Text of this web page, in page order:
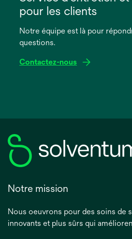
nouvel
onglet
pour les clients
Notre équipe est là pour
questions.
Contactez-nous
Notre mission
Nous oeuvrons pour des soins de
innovants et plus sûrs qui